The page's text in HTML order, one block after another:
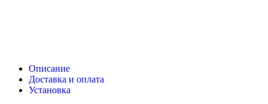
Описание
Доставка и оплата
Установка